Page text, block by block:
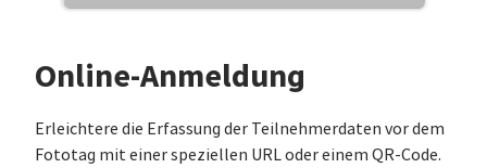
Online-Anmeldung
Erleichtere die Erfassung der Teilnehmerdaten vor dem
Fototag mit einer speziellen URL oder einem QR-Code.